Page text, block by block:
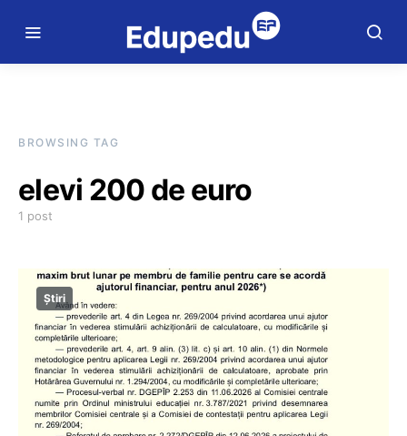
BROWSING TAG
elevi 200 de euro
1 post
Știri